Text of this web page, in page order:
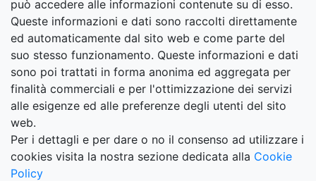
può accedere alle informazioni contenute su di esso.
Queste informazioni e dati sono raccolti direttamente
ed automaticamente dal sito web e come parte del
suo stesso funzionamento. Queste informazioni e dati
sono poi trattati in forma anonima ed aggregata per
finalità commerciali e per l'ottimizzazione dei servizi
alle esigenze ed alle preferenze degli utenti del sito
web.
Per i dettagli e per dare o no il consenso ad utilizzare i
cookies visita la nostra sezione dedicata alla Cookie
Policy